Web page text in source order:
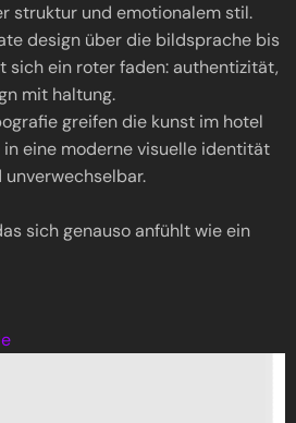
struktur und emotionalem stil.
design über die bildsprache bis
sich ein roter faden: authentizität,
mit haltung.
greifen die kunst im hotel
eine moderne visuelle identität
sich genauso anfühlt wie ein